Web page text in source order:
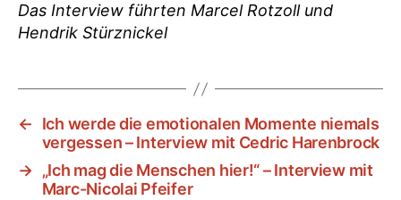
Das Interview führten Marcel Rotzoll und
Hendrik Stürznickel
←
Ich werde die emotionalen Momente niemals
vergessen – Interview mit Cedric Harenbrock
→ „Ich mag die Menschen hier!“ – Interview mit
Marc-Nicolai Pfeifer